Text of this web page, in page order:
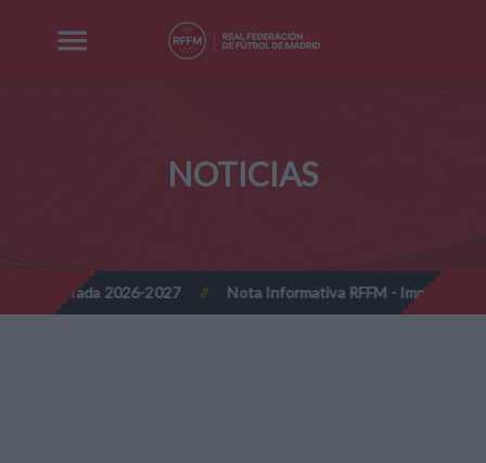
NOTICIAS
2026-2027 // Nota Informativa RFFM - Implantación